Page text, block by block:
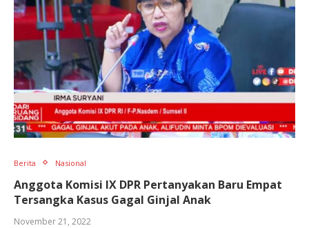
Berita Nasional
Anggota Komisi IX DPR Pertanyakan Baru Empat
Tersangka Kasus Gagal Ginjal Anak
November 21, 2022